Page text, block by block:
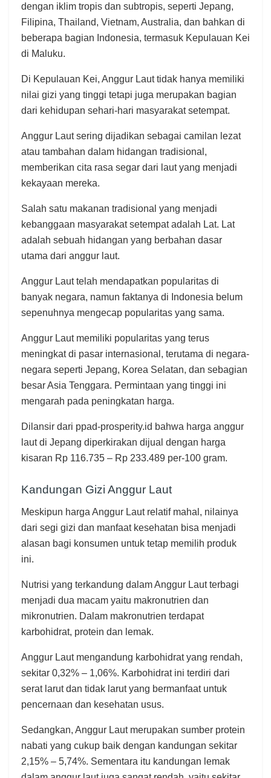
dengan iklim tropis dan subtropis, seperti Jepang,
Filipina, Thailand, Vietnam, Australia, dan bahkan di
beberapa bagian Indonesia, termasuk Kepulauan Kei
di Maluku.
Di Kepulauan Kei, Anggur Laut tidak hanya memiliki
nilai gizi yang tinggi tetapi juga merupakan bagian
dari kehidupan sehari-hari masyarakat setempat.
Anggur Laut sering dijadikan sebagai camilan lezat
atau tambahan dalam hidangan tradisional,
memberikan cita rasa segar dari laut yang menjadi
kekayaan mereka.
Salah satu makanan tradisional yang menjadi
kebanggaan masyarakat setempat adalah Lat. Lat
adalah sebuah hidangan yang berbahan dasar
utama dari anggur laut.
Anggur Laut telah mendapatkan popularitas di
banyak negara, namun faktanya di Indonesia belum
sepenuhnya mengecap popularitas yang sama.
Anggur Laut memiliki popularitas yang terus
meningkat di pasar internasional, terutama di negara-
negara seperti Jepang, Korea Selatan, dan sebagian
besar Asia Tenggara. Permintaan yang tinggi ini
mengarah pada peningkatan harga.
Dilansir dari ppad-prosperity.id bahwa harga anggur
laut di Jepang diperkirakan dijual dengan harga
kisaran Rp 116.735 – Rp 233.489 per-100 gram.
Kandungan Gizi Anggur Laut
Meskipun harga Anggur Laut relatif mahal, nilainya
dari segi gizi dan manfaat kesehatan bisa menjadi
alasan bagi konsumen untuk tetap memilih produk
ini.
Nutrisi yang terkandung dalam Anggur Laut terbagi
menjadi dua macam yaitu makronutrien dan
mikronutrien. Dalam makronutrien terdapat
karbohidrat, protein dan lemak.
Anggur Laut mengandung karbohidrat yang rendah,
sekitar 0,32% – 1,06%. Karbohidrat ini terdiri dari
serat larut dan tidak larut yang bermanfaat untuk
pencernaan dan kesehatan usus.
Sedangkan, Anggur Laut merupakan sumber protein
nabati yang cukup baik dengan kandungan sekitar
2,15% – 5,74%. Sementara itu kandungan lemak